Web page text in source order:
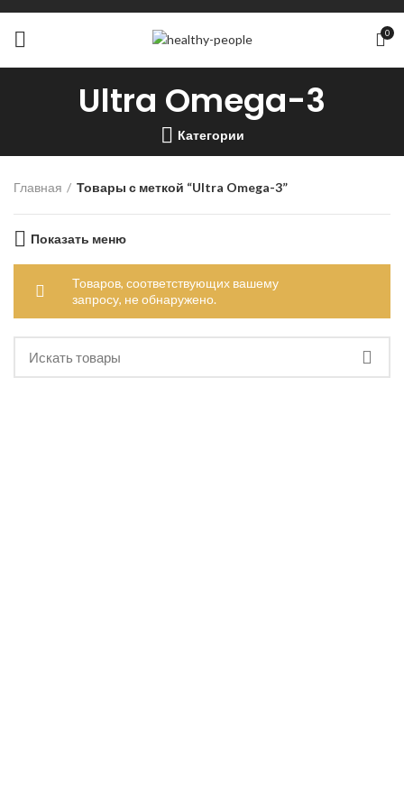
0
Ultra Omega-3
Категории
Главная Товары с меткой “Ultra Omega-3”
Показать меню
Товаров, соответствующих вашему
запросу, не обнаружено.